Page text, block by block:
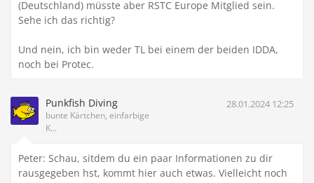
(Deutschland) müsste aber RSTC Europe Mitglied sein.
Sehe ich das richtig?
Und nein, ich bin weder TL bei einem der beiden IDDA,
noch bei Protec.
Punkfish Diving
bunte Kärtchen, einfarbige
K...
28.01.2024 12:25
Peter: Schau, sitdem du ein paar Informationen zu dir
rausgegeben hst, kommt hier auch etwas. Vielleicht noch